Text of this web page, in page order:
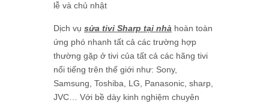
lễ và chủ nhật
Dịch vụ sửa tivi Sharp tại nhà hoàn toàn
ứng phó nhanh tất cả các trường hợp
thường gặp ở tivi của tất cả các hãng tivi
nổi tiếng trên thế giới như: Sony,
Samsung, Toshiba, LG, Panasonic, sharp,
JVC… Với bề dày kinh nghiệm chuyên